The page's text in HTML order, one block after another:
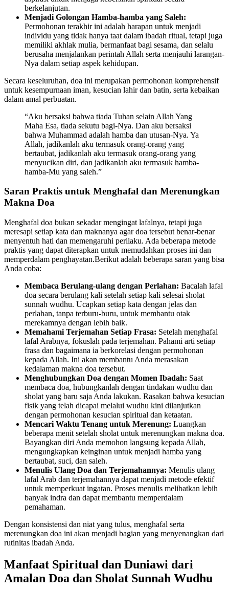
berkelanjutan.
Menjadi Golongan Hamba-hamba yang Saleh:
Permohonan terakhir ini adalah harapan untuk menjadi
individu yang tidak hanya taat dalam ibadah ritual, tetapi juga
memiliki akhlak mulia, bermanfaat bagi sesama, dan selalu
berusaha menjalankan perintah Allah serta menjauhi larangan-
Nya dalam setiap aspek kehidupan.
Secara keseluruhan, doa ini merupakan permohonan komprehensif
untuk kesempurnaan iman, kesucian lahir dan batin, serta kebaikan
dalam amal perbuatan.
“Aku bersaksi bahwa tiada Tuhan selain Allah Yang
Maha Esa, tiada sekutu bagi-Nya. Dan aku bersaksi
bahwa Muhammad adalah hamba dan utusan-Nya. Ya
Allah, jadikanlah aku termasuk orang-orang yang
bertaubat, jadikanlah aku termasuk orang-orang yang
menyucikan diri, dan jadikanlah aku termasuk hamba-
hamba-Mu yang saleh.”
Saran Praktis untuk Menghafal dan Merenungkan
Makna Doa
Menghafal doa bukan sekadar mengingat lafalnya, tetapi juga
meresapi setiap kata dan maknanya agar doa tersebut benar-benar
menyentuh hati dan memengaruhi perilaku. Ada beberapa metode
praktis yang dapat diterapkan untuk memudahkan proses ini dan
memperdalam penghayatan.Berikut adalah beberapa saran yang bisa
Anda coba:
Membaca Berulang-ulang dengan Perlahan: Bacalah lafal
doa secara berulang kali setelah setiap kali selesai sholat
sunnah wudhu. Ucapkan setiap kata dengan jelas dan
perlahan, tanpa terburu-buru, untuk membantu otak
merekamnya dengan lebih baik.
Memahami Terjemahan Setiap Frasa: Setelah menghafal
lafal Arabnya, fokuslah pada terjemahan. Pahami arti setiap
frasa dan bagaimana ia berkorelasi dengan permohonan
kepada Allah. Ini akan membantu Anda merasakan
kedalaman makna doa tersebut.
Menghubungkan Doa dengan Momen Ibadah: Saat
membaca doa, hubungkanlah dengan tindakan wudhu dan
sholat yang baru saja Anda lakukan. Rasakan bahwa kesucian
fisik yang telah dicapai melalui wudhu kini dilanjutkan
dengan permohonan kesucian spiritual dan ketaatan.
Mencari Waktu Tenang untuk Merenung: Luangkan
beberapa menit setelah sholat untuk merenungkan makna doa.
Bayangkan diri Anda memohon langsung kepada Allah,
mengungkapkan keinginan untuk menjadi hamba yang
bertaubat, suci, dan saleh.
Menulis Ulang Doa dan Terjemahannya: Menulis ulang
lafal Arab dan terjemahannya dapat menjadi metode efektif
untuk memperkuat ingatan. Proses menulis melibatkan lebih
banyak indra dan dapat membantu memperdalam
pemahaman.
Dengan konsistensi dan niat yang tulus, menghafal serta
merenungkan doa ini akan menjadi bagian yang menyenangkan dari
rutinitas ibadah Anda.
Manfaat Spiritual dan Duniawi dari
Amalan Doa dan Sholat Sunnah Wudhu